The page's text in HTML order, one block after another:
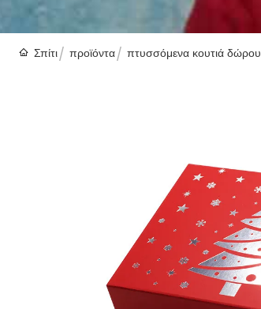
Σπίτι προϊόντα πτυσσόμενα κουτιά δώρου